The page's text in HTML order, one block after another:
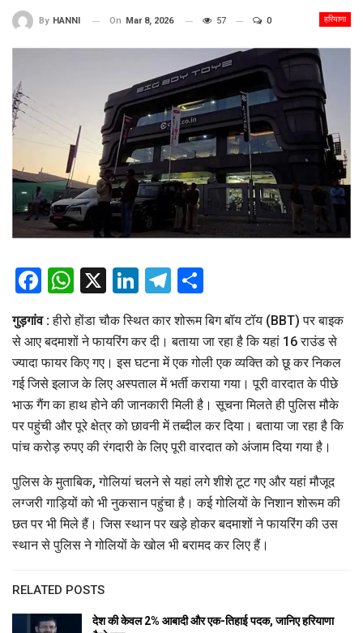
हरियाणा
By HANNI On Mar 8, 2026 57 0
Facebook
WhatsApp
X LinkedIn
Telegram
गुड़गांव :हीरो होंडा चौक स्थित कार शोरूम बिग बॉय टॉय (BBT) पर बाइक
से आए बदमाशों ने फायरिंग कर दी। बताया जा रहा है कि यहां 16 राउंड से
ज्यादा फायर किए गए। इस घटना में एक गोली एक व्यक्ति को छू कर निकल
गई जिसे इलाज के लिए अस्पताल में भर्ती कराया गया। पूरी वारदात के पीछे
भाऊ गैंग का हाथ होने की जानकारी मिली है। सूचना मिलते ही पुलिस मौके
पर पहुंची और पूरे क्षेत्र को छावनी में तब्दील कर दिया। बताया जा रहा है कि
पांच करोड़ रुपए की रंगदारी के लिए पूरी वारदात को अंजाम दिया गया है।
पुलिस के मुताबिक, गोलियां चलने से यहां लगे शीशे टूट गए और यहां मौजूद
लग्जरी गाड़ियों को भी नुकसान पहुंचा है। कई गोलियों के निशान शोरूम की
छत पर भी मिले हैं। जिस स्थान पर खड़े होकर बदमाशों ने फायरिंग की उस
स्थान से पुलिस ने गोलियों के खोल भी बरामद कर लिए हैं।
RELATED POSTS
देश की केवल 2% आबादी और एक-तिहाई पदक, जानिए हरियाणा